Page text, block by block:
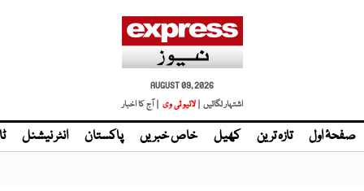
AUGUST 09, 2026
اشتہار لگائیں |
| آج کا اخبار
صفحۂ اول تازہ ترین کھیل خاص خبریں پاکستان انٹر نیشنل